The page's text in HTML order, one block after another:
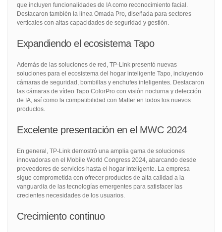
que incluyen funcionalidades de IA como reconocimiento facial.
Destacaron también la línea Omada Pro, diseñada para sectores
verticales con altas capacidades de seguridad y gestión.
Expandiendo el ecosistema Tapo
Además de las soluciones de red, TP-Link presentó nuevas
soluciones para el ecosistema del hogar inteligente Tapo, incluyendo
cámaras de seguridad, bombillas y enchufes inteligentes. Destacaron
las cámaras de vídeo Tapo ColorPro con visión nocturna y detección
de IA, así como la compatibilidad con Matter en todos los nuevos
productos.
Excelente presentación en el MWC 2024
En general, TP-Link demostró una amplia gama de soluciones
innovadoras en el Mobile World Congress 2024, abarcando desde
proveedores de servicios hasta el hogar inteligente. La empresa
sigue comprometida con ofrecer productos de alta calidad a la
vanguardia de las tecnologías emergentes para satisfacer las
crecientes necesidades de los usuarios.
Crecimiento continuo